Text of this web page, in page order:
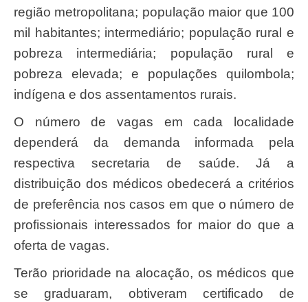
região metropolitana; população maior que 100
mil habitantes; intermediário; população rural e
pobreza intermediária; população rural e
pobreza elevada; e populações quilombola;
indígena e dos assentamentos rurais.
O número de vagas em cada localidade
dependerá da demanda informada pela
respectiva secretaria de saúde. Já a
distribuição dos médicos obedecerá a critérios
de preferência nos casos em que o número de
profissionais interessados for maior do que a
oferta de vagas.
Terão prioridade na alocação, os médicos que
se graduaram, obtiveram certificado de